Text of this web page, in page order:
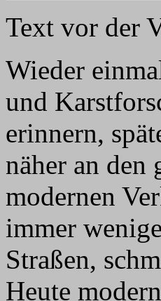
Text vor der
Wieder
und
erinnern,
näher an den
modernen
immer
Straßen,
Heute